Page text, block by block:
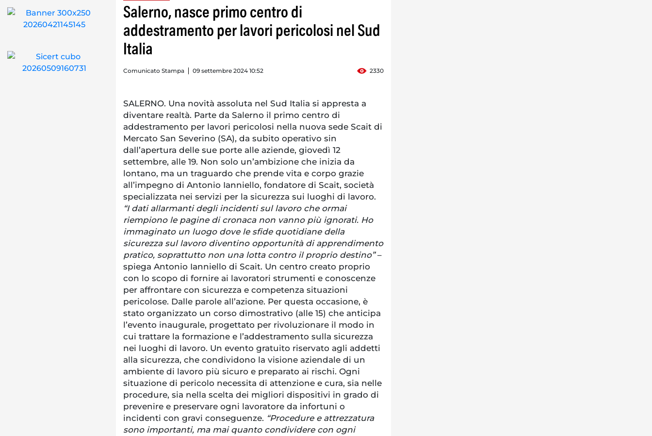
Salerno, nasce primo centro di
addestramento per lavori pericolosi nel Sud
Italia
Comunicato Stampa 09 settembre 2024 10:52 2330
SALERNO. Una novità assoluta nel Sud Italia si appresta a
diventare realtà. Parte da Salerno il primo centro di
addestramento per lavori pericolosi nella nuova sede Scait di
Mercato San Severino (SA), da subito operativo sin
dall’apertura delle sue porte alle aziende, giovedì 12
settembre, alle 19. Non solo un’ambizione che inizia da
lontano, ma un traguardo che prende vita e corpo grazie
all’impegno di Antonio Ianniello, fondatore di Scait, società
specializzata nei servizi per la sicurezza sui luoghi di lavoro.
“I dati allarmanti degli incidenti sul lavoro che ormai
riempiono le pagine di cronaca non vanno più ignorati. Ho
immaginato un luogo dove le sfide quotidiane della
sicurezza sul lavoro diventino opportunità di apprendimento
pratico, soprattutto non una lotta contro il proprio destino”–
spiega Antonio Ianniello di Scait. Un centro creato proprio
con lo scopo di fornire ai lavoratori strumenti e conoscenze
per affrontare con sicurezza e competenza situazioni
pericolose. Dalle parole all’azione. Per questa occasione, è
stato organizzato un corso dimostrativo (alle 15) che anticipa
l’evento inaugurale, progettato per rivoluzionare il modo in
cui trattare la formazione e l’addestramento sulla sicurezza
nei luoghi di lavoro. Un evento gratuito riservato agli addetti
alla sicurezza, che condividono la visione aziendale di un
ambiente di lavoro più sicuro e preparato ai rischi. Ogni
situazione di pericolo necessita di attenzione e cura, sia nelle
procedure, sia nella scelta dei migliori dispositivi in grado di
prevenire e preservare ogni lavoratore da infortuni o
incidenti con gravi conseguenze. “Procedure e attrezzatura
sono importanti, ma mai quanto condividere con ogni